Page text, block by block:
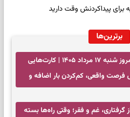
برترین‌ها
فال تاروت امروز شنبه ۱۷ مرداد ۱۴۰۵ | کارت‌هایی
واقعی، کم‌کردن بار اضافه و
گرفتاری، غم و فقر؛ وقتی راه‌ها بسته